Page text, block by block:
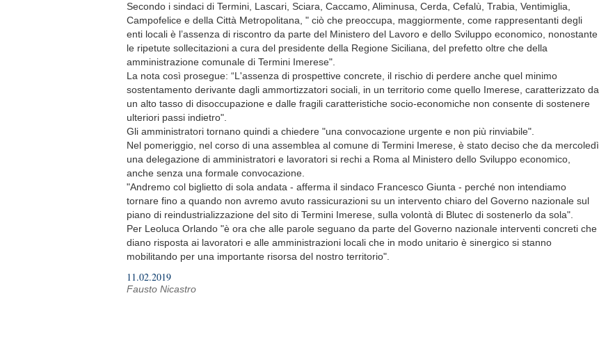
Secondo i sindaci di Termini, Lascari, Sciara, Caccamo, Aliminusa, Cerda, Cefalù, Trabia, Ventimiglia,
Campofelice e della Città Metropolitana, " ciò che preoccupa, maggiormente, come rappresentanti degli
enti locali è l’assenza di riscontro da parte del Ministero del Lavoro e dello Sviluppo economico, nonostante
le ripetute sollecitazioni a cura del presidente della Regione Siciliana, del prefetto oltre che della
amministrazione comunale di Termini Imerese".
La nota così prosegue: “L'assenza di prospettive concrete, il rischio di perdere anche quel minimo
sostentamento derivante dagli ammortizzatori sociali, in un territorio come quello Imerese, caratterizzato da
un alto tasso di disoccupazione e dalle fragili caratteristiche socio-economiche non consente di sostenere
ulteriori passi indietro".
Gli amministratori tornano quindi a chiedere "una convocazione urgente e non più rinviabile".
Nel pomeriggio, nel corso di una assemblea al comune di Termini Imerese, è stato deciso che da mercoledì
una delegazione di amministratori e lavoratori si rechi a Roma al Ministero dello Sviluppo economico,
anche senza una formale convocazione.
"Andremo col biglietto di sola andata - afferma il sindaco Francesco Giunta - perché non intendiamo
tornare fino a quando non avremo avuto rassicurazioni su un intervento chiaro del Governo nazionale sul
piano di reindustrializzazione del sito di Termini Imerese, sulla volontà di Blutec di sostenerlo da sola".
Per Leoluca Orlando "è ora che alle parole seguano da parte del Governo nazionale interventi concreti che
diano risposta ai lavoratori e alle amministrazioni locali che in modo unitario è sinergico si stanno
mobilitando per una importante risorsa del nostro territorio".
11.02.2019
Fausto Nicastro